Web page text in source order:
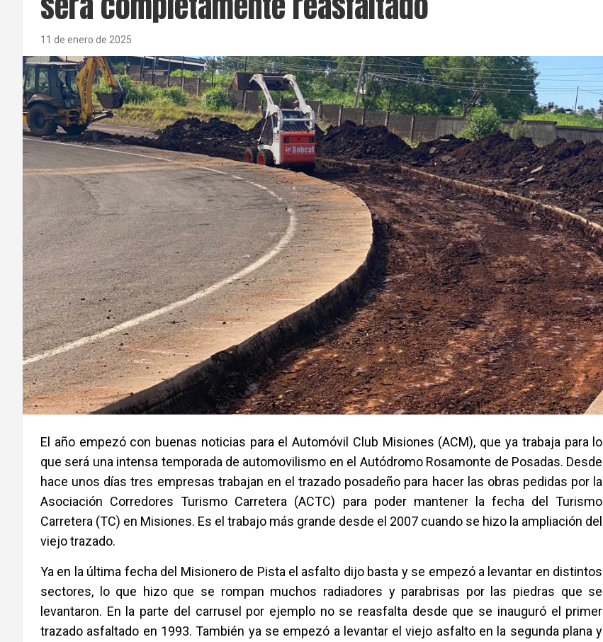
11 de enero de 2025
El año empezó con buenas noticias para el Automóvil Club Misiones (ACM), que ya trabaja para lo
que será una intensa temporada de automovilismo en el Autódromo Rosamonte de Posadas. Desde
hace unos días tres empresas trabajan en el trazado posadeño para hacer las obras pedidas por la
Asociación Corredores Turismo Carretera (ACTC) para poder mantener la fecha del Turismo
Carretera (TC) en Misiones. Es el trabajo más grande desde el 2007 cuando se hizo la ampliación del
viejo trazado.
Ya en la última fecha del Misionero de Pista el asfalto dijo basta y se empezó a levantar en distintos
sectores, lo que hizo que se rompan muchos radiadores y parabrisas por las piedras que se
levantaron. En la parte del carrusel por ejemplo no se reasfalta desde que se inauguró el primer
trazado asfaltado en 1993. También ya se empezó a levantar el viejo asfalto en la segunda plana y